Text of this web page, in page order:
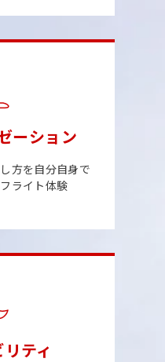
ーション
方を自分自身で
ライト体験
ティ